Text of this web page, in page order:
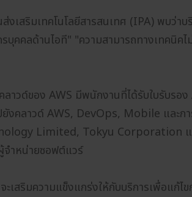
เสริมเทคโนโลยีสารสนเทศ (IPA) พบว่
คลด้านไอที" "ความสามารถทางเทคนิคไ
าวด์ของ AWS มีพนักงานที่ได้รับใบรับรอ
คลาวด์ AWS, DevOps, Mobile และกา
Limited, Tokyu Corporation
จำหน่ายซอฟต์แวร์
สริมความแข็งแกร่งให้กับบริการเพื่อแก้ไ